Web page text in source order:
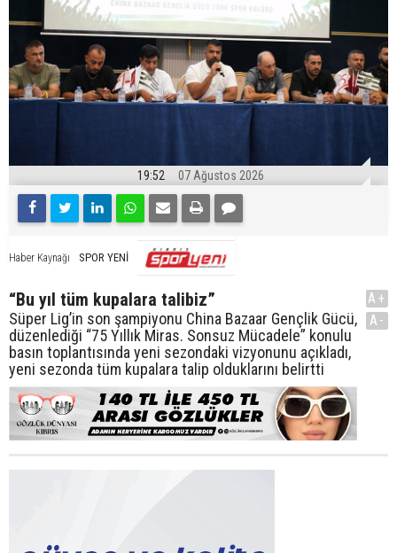
19:52 07 Ağustos 2026
Haber Kaynağı SPOR YENİ
“Bu yıl tüm kupalara talibiz”
Süper Lig’in son şampiyonu China Bazaar Gençlik Gücü,
düzenlediği “75 Yıllık Miras. Sonsuz Mücadele” konulu
basın toplantısında yeni sezondaki vizyonunu açıkladı,
yeni sezonda tüm kupalara talip olduklarını belirtti
A+
A-